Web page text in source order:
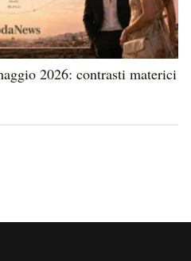
2026: contrasti materici